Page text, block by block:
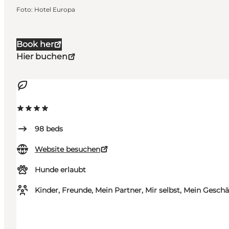
Book her
Hier buchen
98 beds
Website besuchen
Hunde erlaubt
Kinder, Freunde, Mein Partner, Mir selbst, Mein
Foto: Hotel Europa